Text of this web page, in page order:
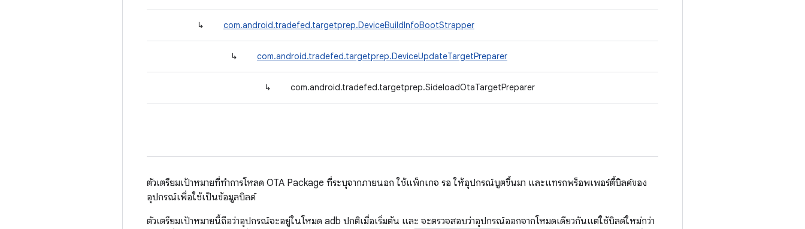
↳ com.android.tradefed.targetprep.DeviceBuildInfoBootStrapper
↳ com.android.tradefed.targetprep.DeviceUpdateTargetPreparer
↳ com.android.tradefed.targetprep.SideloadOtaTargetPreparer
ตัวเตรียมเป้าหมายที่ทำการโหลด OTA Package ที่ระบุจากภายนอก ใช้แพ็กเกจ รอ ให้อุปกรณ์บูตขึ้นมา และแทรกพร็อพเพอร์ตี้บิลด์ของ
อุปกรณ์เพื่อใช้เป็นข้อมูลบิลด์
ตัวเตรียมเป้าหมายนี้ถือว่าอุปกรณ์จะอยู่ในโหมด adb ปกติเมื่อเริ่มต้น และ จะตรวจสอบว่าอุปกรณ์ออกจากโหมดเดียวกันแต่ใช้บิลด์ใหม่กว่า